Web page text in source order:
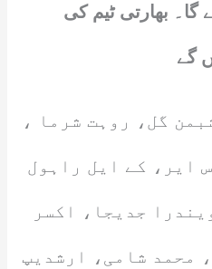
گا۔ بھارتی ٹیم کی
گے
گل، روہت شرما ،
ایر، کے ایل راہول
جدیجا، اکسر
محمد شامی، ارشدیپ